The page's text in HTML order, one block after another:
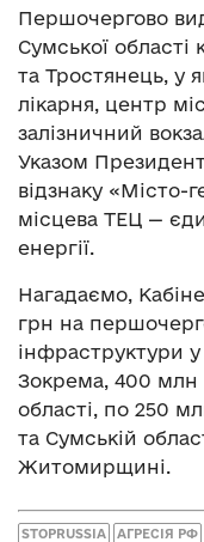
Першочергово
Сумської
та Тростянець, у
лікарня, центр
залізничний
Указом
відзнаку «Місто-
місцева ТЕЦ —
енергії.
Нагадаємо,
грн на
інфраструктури
Зокрема, 400 млн
області, по 250
та Сумській
Житомирщині.
STOPRUSSIA АГРЕСІЯ РФ